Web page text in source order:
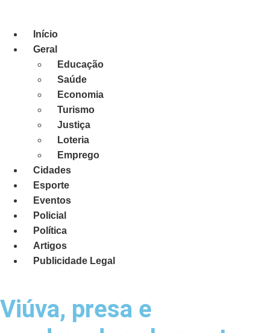
conteúdo
Início
Geral
Educação
Saúde
Economia
Turismo
Justiça
Loteria
Emprego
Cidades
Esporte
Eventos
Policial
Política
Artigos
Publicidade Legal
Viúva, presa e